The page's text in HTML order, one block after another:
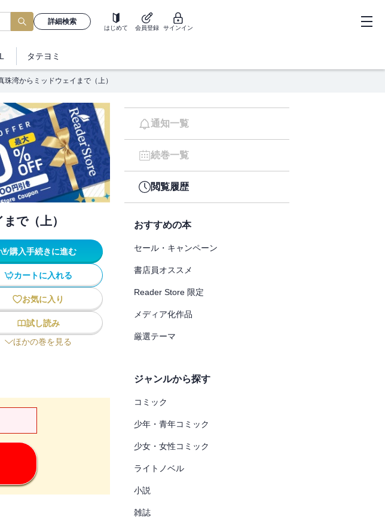
詳細検索
はじめて 会員登録 サインイン
タテヨミ
湾からミッドウェイまで（上）
で（上）
購入手続きに進む
カートに入れる
お気に入り
試し読み
ほかの巻を見る
通知一覧
続巻一覧
閲覧履歴
おすすめの本
セール・キャンペーン
書店員オススメ
Reader Store 限定
メディア化作品
厳選テーマ
ジャンルから探す
コミック
少年・青年コミック
少女・女性コミック
ライトノベル
小説
雑誌